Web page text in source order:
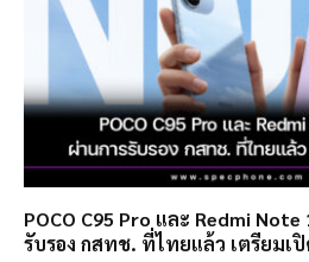
POCO C95 Pro และ Redmi
รับรอง กสทช. ที่ไทยแล้ว เตรียมเปิ